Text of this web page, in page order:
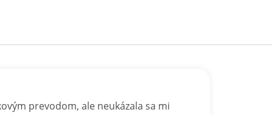
prevodom, ale neukázala sa mi